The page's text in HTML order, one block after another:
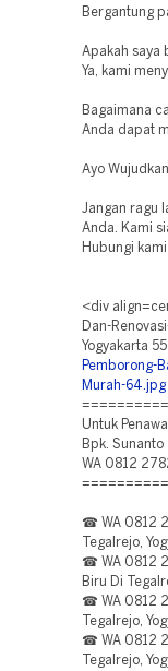
Bergantung
Apakah saya
Ya, kami
Bagaimana
Anda dapat
Ayo
Jangan ragu
Anda. Kami
Hubungi
<div
Dan-
Yogyakarta
Pemborong-
Murah-64.jpg
Untuk
Bpk. Sunanto
WA 0812
☎ WA 0812
Tegalrejo,
☎ WA 0812
Biru Di
☎ WA 0812
Tegalrejo,
☎ WA 0812
Tegalrejo,